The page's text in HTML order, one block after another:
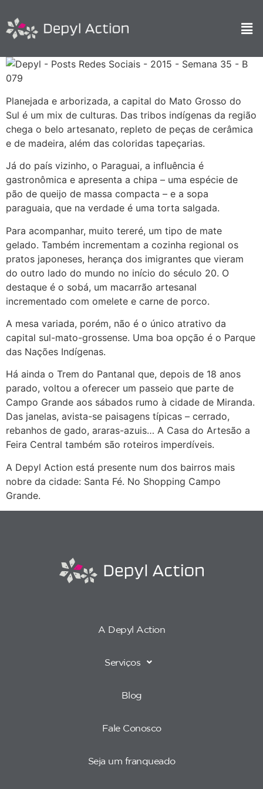
Planejada e arborizada, a capital do Mato Grosso do
Sul é um mix de culturas. Das tribos indígenas da região
chega o belo artesanato, repleto de peças de cerâmica
e de madeira, além das coloridas tapeçarias.
Já do país vizinho, o Paraguai, a influência é
gastronômica e apresenta a chipa – uma espécie de
pão de queijo de massa compacta – e a sopa
paraguaia, que na verdade é uma torta salgada.
Para acompanhar, muito tereré, um tipo de mate
gelado. Também incrementam a cozinha regional os
pratos japoneses, herança dos imigrantes que vieram
do outro lado do mundo no início do século 20. O
destaque é o sobá, um macarrão artesanal
incrementado com omelete e carne de porco.
A mesa variada, porém, não é o único atrativo da
capital sul-mato-grossense. Uma boa opção é o Parque
das Nações Indígenas.
Há ainda o Trem do Pantanal que, depois de 18 anos
parado, voltou a oferecer um passeio que parte de
Campo Grande aos sábados rumo à cidade de Miranda.
Das janelas, avista-se paisagens típicas – cerrado,
rebanhos de gado, araras-azuis… A Casa do Artesão a
Feira Central também são roteiros imperdíveis.
A Depyl Action está presente num dos bairros mais
nobre da cidade: Santa Fé. No Shopping Campo
Grande.
A Depyl Action
Serviços
Blog
Fale Conosco
Seja um franqueado